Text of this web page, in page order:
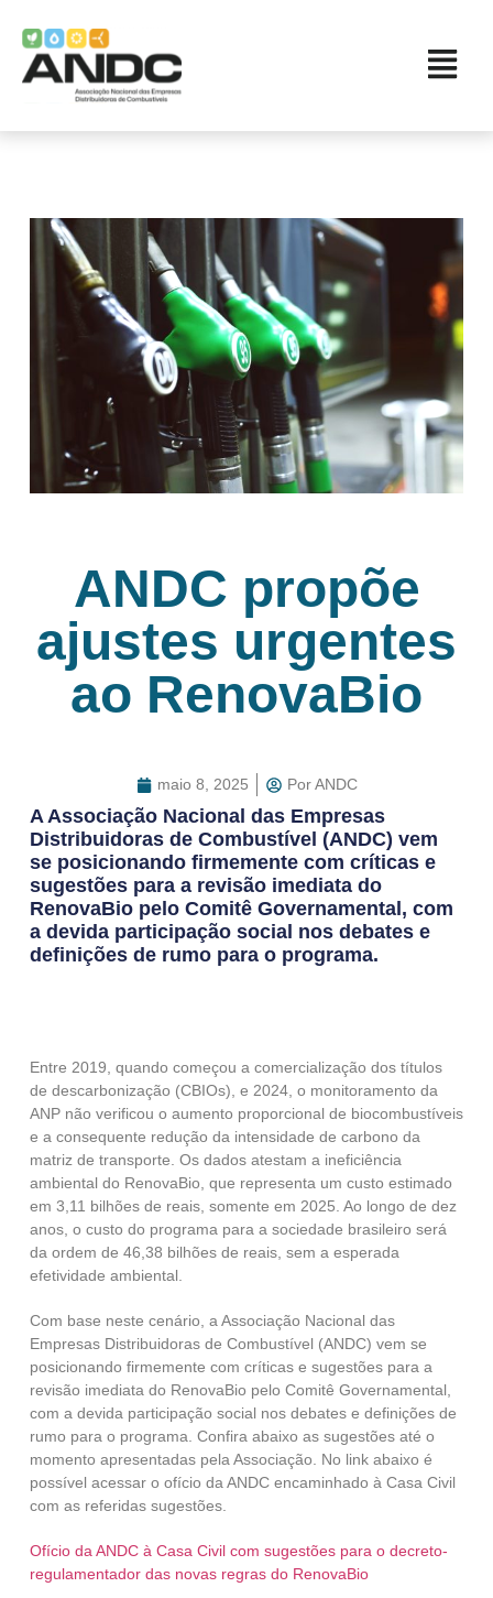
ANDC propõe
ajustes urgentes
ao RenovaBio
maio 8, 2025 PorANDC
A Associação Nacional das Empresas
Distribuidoras de Combustível (ANDC) vem
se posicionando firmemente com críticas e
sugestões para a revisão imediata do
RenovaBio pelo Comitê Governamental, com
a devida participação social nos debates e
definições de rumo para o programa.
Entre 2019, quando começou a comercialização dos títulos
de descarbonização (CBIOs), e 2024, o monitoramento da
ANP não verificou o aumento proporcional de biocombustíveis
e a consequente redução da intensidade de carbono da
matriz de transporte. Os dados atestam a ineficiência
ambiental do RenovaBio, que representa um custo estimado
em 3,11 bilhões de reais, somente em 2025. Ao longo de dez
anos, o custo do programa para a sociedade brasileiro será
da ordem de 46,38 bilhões de reais, sem a esperada
efetividade ambiental.
Com base neste cenário, a Associação Nacional das
Empresas Distribuidoras de Combustível (ANDC) vem se
posicionando firmemente com críticas e sugestões para a
revisão imediata do RenovaBio pelo Comitê Governamental,
com a devida participação social nos debates e definições de
rumo para o programa. Confira abaixo as sugestões até o
momento apresentadas pela Associação. No link abaixo é
possível acessar o ofício da ANDC encaminhado à Casa Civil
com as referidas sugestões.
Ofício da ANDC à Casa Civil com sugestões para o decreto-
regulamentador das novas regras do RenovaBio